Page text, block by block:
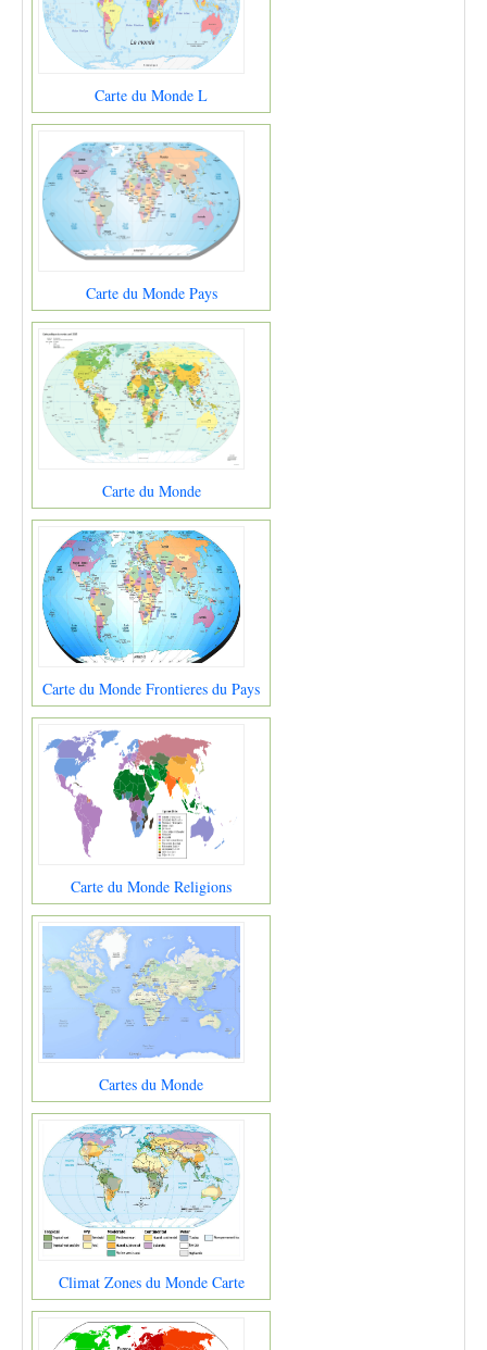
Carte du Monde L
Carte du Monde Pays
Carte du Monde
Carte du Monde Frontieres du Pays
Carte du Monde Religions
Cartes du Monde
Climat Zones du Monde Carte